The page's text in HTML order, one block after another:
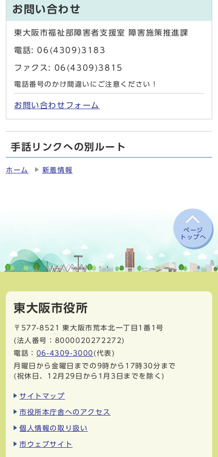
お問い合わせ
東大阪市福祉部障害者支援室 障害施策推進課
電話: 06(4309)3183
ファクス: 06(4309)3815
電話番号のかけ間違いにご注意ください！
お問い合わせフォーム
手話リンクへの別ルート
ホーム 新着情報
ページ
トップへ
東大阪市役所
〒577-8521
東大阪市荒本北一丁目1番1号
(法人番号：8000020272272)
電話： 06-4309-3000 (代表)
月曜日から金曜日までの9時から17時30分まで
(祝休日、12月29日から1月3日までを除く)
サイトマップ
市役所本庁舎へのアクセス
個人情報の取り扱い
市ウェブサイト